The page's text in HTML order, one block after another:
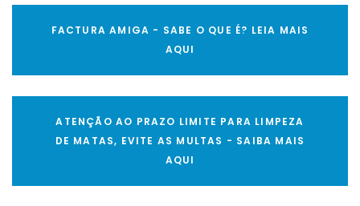
FACTURA AMIGA - SABE O QUE É? LEIA MAIS
AQUI
ATENÇÃO AO PRAZO LIMITE PARA LIMPEZA
DE MATAS, EVITE AS MULTAS - SAIBA MAIS
AQUI